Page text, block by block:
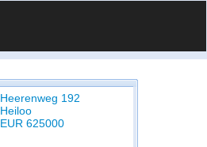
Heerenweg 192
Heiloo
EUR 625000